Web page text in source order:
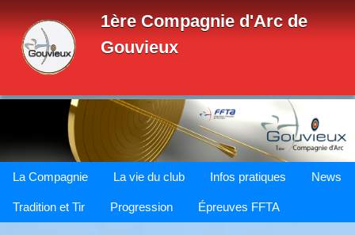
1ère Compagnie d'Arc de
Gouvieux
La Compagnie La vie du club Infos pratiques News
Tradition et Tir Progression Épreuves FFTA